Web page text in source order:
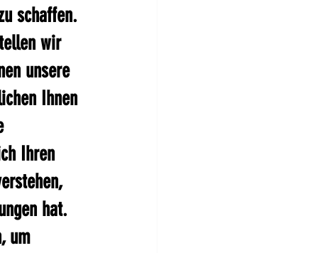
schaffen.
wir
unsere
Ihnen
Ihren
hat.
um